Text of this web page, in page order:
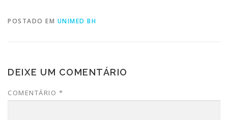
POSTADO EM UNIMED BH
DEIXE UM COMENTÁRIO
COMENTÁRIO *